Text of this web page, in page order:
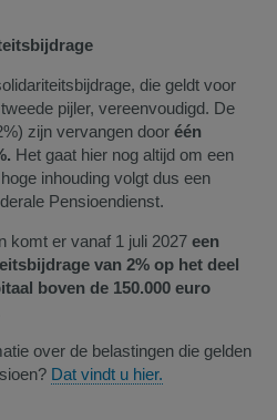
die geldt voor
pijler, vereenvoudigd. De
zijn vervangen door één
Het gaat hier nog altijd om een
inhouding volgt dus een
Pensioendienst.
komt er vanaf 1 juli 2027 een
van 2% op het deel
boven de 150.000 euro
over de belastingen die gelden
Dat vindt u hier.